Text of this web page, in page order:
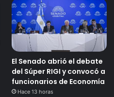
El Senado abrió el debate
del Súper RIGI y convocó a
funcionarios de Economía
Hace 13 horas